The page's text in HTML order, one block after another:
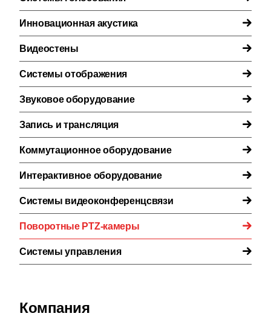
Инновационная акустика
Видеостены
Системы отображения
Звуковое оборудование
Запись и трансляция
Коммутационное оборудование
Интерактивное оборудование
Системы видеоконференцсвязи
Поворотные PTZ-камеры
Системы управления
Компания